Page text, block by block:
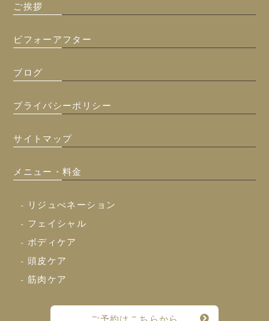
ご挨拶
ビフォーアフター
ブログ
プライバシーポリシー
サイトマップ
メニュー・料金
- リジュべネーション
- フェイシャル
- ボディケア
- 頭皮ケア
- 筋肉ケア